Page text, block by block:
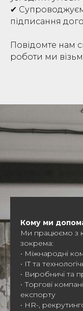
✔
підписання
Повідомте нам
роботи ми
Кому ми
Ми працюємо з
зокрема:
• Міжнародні
• IT та
• Виробничі та
• Торгові
експорту
• HR-,